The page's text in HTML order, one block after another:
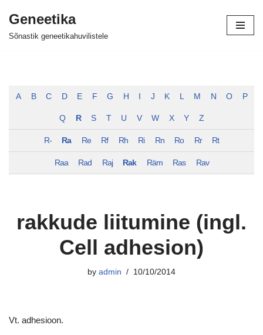
Skip
Geneetika
Sõnastik geneetikahuvilistele
A B C D E F G H J K L M N O P
Q R S T U V W X Y Z
R- Ra Re Rf Rh Ri Rn Ro Rr Rt
Raa Rad Raj Rak Räm Ras Rav
rakkude liitumine (ingl.
Cell adhesion)
by admin 10/10/2014
Vt. adhesioon.